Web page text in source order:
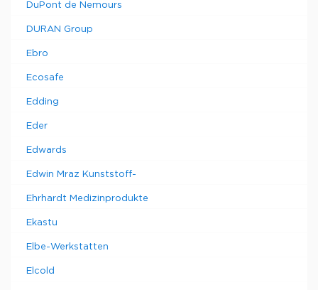
DuPont de Nemours
DURAN Group
Ebro
Ecosafe
Edding
Eder
Edwards
Edwin Mraz Kunststoff-
Ehrhardt Medizinprodukte
Ekastu
Elbe-Werkstatten
Elcold